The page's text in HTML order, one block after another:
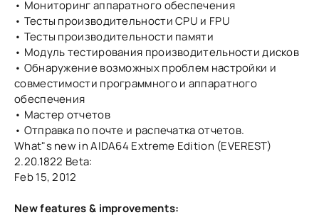
• Мониторинг аппаратного обеспечения
• Тесты производительности CPU и FPU
• Тесты производительности памяти
• Модуль тестирования производительности дисков
• Обнаружение возможных проблем настройки и
совместимости программного и аппаратного
обеспечения
• Мастер отчетов
• Отправка по почте и распечатка отчетов.
What"s new in AIDA64 Extreme Edition (EVEREST)
2.20.1822 Beta:
Feb 15, 2012
New features & improvements: